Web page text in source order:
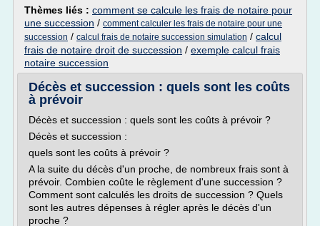
Thèmes liés : comment se calcule les frais de notaire pour
une succession / comment calculer les frais de notaire pour une
succession / calcul frais de notaire succession simulation / calcul
frais de notaire droit de succession / exemple calcul frais
notaire succession
Décès et succession : quels sont les coûts
à prévoir
Décès et succession : quels sont les coûts à prévoir ?
Décès et succession :
quels sont les coûts à prévoir ?
A la suite du décès d'un proche, de nombreux frais sont à
prévoir. Combien coûte le règlement d'une succession ?
Comment sont calculés les droits de succession ? Quels
sont les autres dépenses à régler après le décès d'un
proche ?